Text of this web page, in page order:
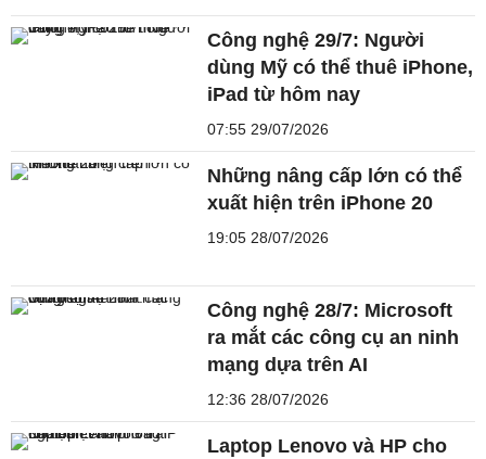
Công nghệ 29/7: Người
dùng Mỹ có thể thuê iPhone,
iPad từ hôm nay
07:55 29/07/2026
Những nâng cấp lớn có thể
xuất hiện trên iPhone 20
19:05 28/07/2026
Công nghệ 28/7: Microsoft
ra mắt các công cụ an ninh
mạng dựa trên AI
12:36 28/07/2026
Laptop Lenovo và HP cho